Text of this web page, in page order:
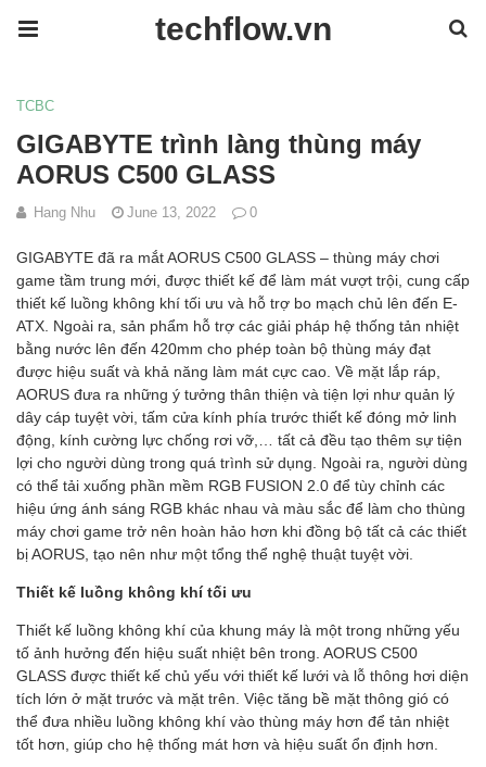
techflow.vn
TCBC
GIGABYTE trình làng thùng máy
AORUS C500 GLASS
Hang Nhu June 13, 2022 0
GIGABYTE đã ra mắt AORUS C500 GLASS – thùng máy chơi
game tầm trung mới, được thiết kế để làm mát vượt trội, cung cấp
thiết kế luồng không khí tối ưu và hỗ trợ bo mạch chủ lên đến E-
ATX. Ngoài ra, sản phẩm hỗ trợ các giải pháp hệ thống tản nhiệt
bằng nước lên đến 420mm cho phép toàn bộ thùng máy đạt
được hiệu suất và khả năng làm mát cực cao. Về mặt lắp ráp,
AORUS đưa ra những ý tưởng thân thiện và tiện lợi như quản lý
dây cáp tuyệt vời, tấm cửa kính phía trước thiết kế đóng mở linh
động, kính cường lực chống rơi vỡ,… tất cả đều tạo thêm sự tiện
lợi cho người dùng trong quá trình sử dụng. Ngoài ra, người dùng
có thể tải xuống phần mềm RGB FUSION 2.0 để tùy chỉnh các
hiệu ứng ánh sáng RGB khác nhau và màu sắc để làm cho thùng
máy chơi game trở nên hoàn hảo hơn khi đồng bộ tất cả các thiết
bị AORUS, tạo nên như một tổng thể nghệ thuật tuyệt vời.
Thiết kế luồng không khí tối ưu
Thiết kế luồng không khí của khung máy là một trong những yếu
tố ảnh hưởng đến hiệu suất nhiệt bên trong. AORUS C500
GLASS được thiết kế chủ yếu với thiết kế lưới và lỗ thông hơi diện
tích lớn ở mặt trước và mặt trên. Việc tăng bề mặt thông gió có
thể đưa nhiều luồng không khí vào thùng máy hơn để tản nhiệt
tốt hơn, giúp cho hệ thống mát hơn và hiệu suất ổn định hơn.